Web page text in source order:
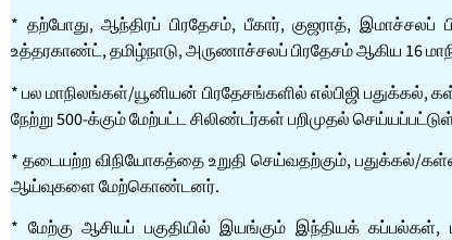
* தற்போது, ஆந்திரப் பிரதேசம், பீகார், குஜராத், இமாச்சலப்
உத்தரகாண்ட், தமிழ்நாடு, அருணாச்சலப் பிரதேசம் ஆகிய 16
* பல மாநிலங்கள்/யூனியன் பிரதேசங்களில் எல்பிஜி
நேற்று 500-க்கும் மேற்பட்ட சிலிண்டர்கள் பறிமுதல்
* தடையற்ற விநியோகத்தை உறுதி செய்வதற்கும், பதுக்கல்/
ஆய்வுகளை மேற்கொண்டனர்.
* மேற்கு ஆசியப் பகுதியில் இயங்கும் இந்தியக்